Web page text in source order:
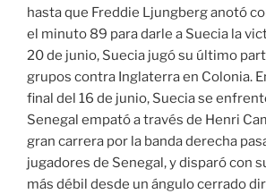
hasta que Freddie Ljungberg anotó
el minuto 89 para darle a Suecia la
20 de junio, Suecia jugó su último
grupos contra Inglaterra en Colonia.
final del 16 de junio, Suecia se
Senegal empató a través de Henri
gran carrera por la banda derecha
jugadores de Senegal, y disparó con
más débil desde un ángulo cerrado